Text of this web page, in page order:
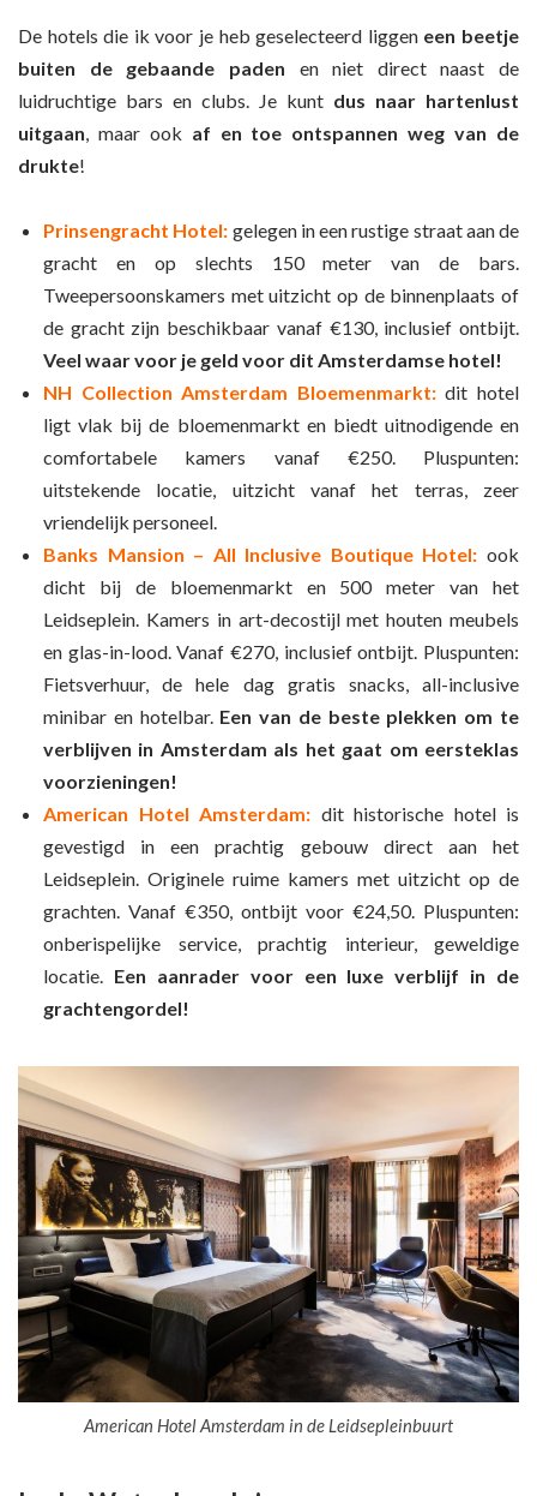
De hotels die ik voor je heb geselecteerd liggen een beetje
buiten de gebaande paden en niet direct naast de
luidruchtige bars en clubs. Je kunt dus naar hartenlust
uitgaan, maar ook af en toe ontspannen weg van de
drukte!
Prinsengracht Hotel: gelegen in een rustige straat aan de
gracht en op slechts 150 meter van de bars.
Tweepersoonskamers met uitzicht op de binnenplaats of
de gracht zijn beschikbaar vanaf €130, inclusief ontbijt.
Veel waar voor je geld voor dit Amsterdamse hotel!
NH Collection Amsterdam Bloemenmarkt:dit hotel
ligt vlak bij de bloemenmarkt en biedt uitnodigende en
comfortabele kamers vanaf €250. Pluspunten:
uitstekende locatie, uitzicht vanaf het terras, zeer
vriendelijk personeel.
Banks Mansion – All Inclusive Boutique Hotel: ook
dicht bij de bloemenmarkt en 500 meter van het
Leidseplein. Kamers in art-decostijl met houten meubels
en glas-in-lood. Vanaf €270, inclusief ontbijt. Pluspunten:
Fietsverhuur, de hele dag gratis snacks, all-inclusive
minibar en hotelbar. Een van de beste plekken om te
verblijven in Amsterdam als het gaat om eersteklas
voorzieningen!
American Hotel Amsterdam: dit historische hotel is
gevestigd in een prachtig gebouw direct aan het
Leidseplein. Originele ruime kamers met uitzicht op de
grachten. Vanaf €350, ontbijt voor €24,50. Pluspunten:
onberispelijke service, prachtig interieur, geweldige
locatie. Een aanrader voor een luxe verblijf in de
grachtengordel!
American Hotel Amsterdam in de Leidsepleinbuurt